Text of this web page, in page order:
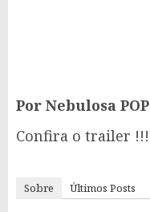
Por Nebulosa POP
Confira o trailer !!!
Sobre Últimos Posts